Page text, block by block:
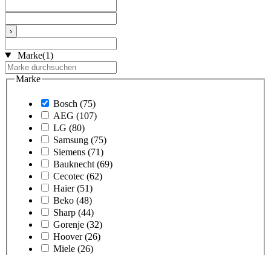
›
Marke(1)
Marke
Bosch (75)
AEG (107)
LG (80)
Samsung (75)
Siemens (71)
Bauknecht (69)
Cecotec (62)
Haier (51)
Beko (48)
Sharp (44)
Gorenje (32)
Hoover (26)
Miele (26)